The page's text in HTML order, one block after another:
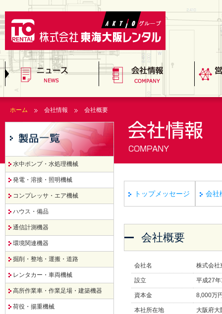
レンタル関連ニュース
店舗関連ニュース
イベント関連ニュース
TORニュース
その他のニュース 会社概要 ト
会
沿革
グループ会社
プライバシーポリシー
次世代育成支援行動計画
ホーム
会社情報 会社概要
トップメッセージ 会社
会社概要
会社名 株式会社
設立 平成27
資本金 8,000万
本社所在地 大阪府
水中ポンプ・水処理機械
発電・溶接・照明機械
コンプレッサ・エア機械
ハウス・備品
通信計測機器
環境関連機器
掘削・整地・運搬・道路
レンタカー・車両機械
高所作業車・作業足場・建築機器
荷役・揚重機械